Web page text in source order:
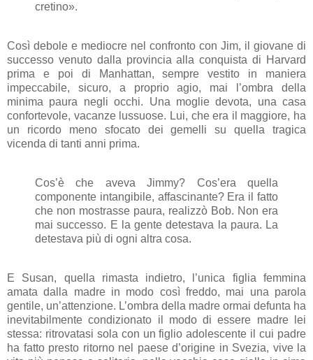
cretino».
Così debole e mediocre nel confronto con Jim, il giovane di
successo venuto dalla provincia alla conquista di Harvard
prima e poi di Manhattan, sempre vestito in maniera
impeccabile, sicuro, a proprio agio, mai l’ombra della
minima paura negli occhi. Una moglie devota, una casa
confortevole, vacanze lussuose. Lui, che era il maggiore, ha
un ricordo meno sfocato dei gemelli su quella tragica
vicenda di tanti anni prima.
Cos’è che aveva Jimmy? Cos’era quella
componente intangibile, affascinante? Era il fatto
che non mostrasse paura, realizzò Bob. Non era
mai successo. E la gente detestava la paura. La
detestava più di ogni altra cosa.
E Susan, quella rimasta indietro, l’unica figlia femmina
amata dalla madre in modo così freddo, mai una parola
gentile, un’attenzione. L’ombra della madre ormai defunta ha
inevitabilmente condizionato il modo di essere madre lei
stessa: ritrovatasi sola con un figlio adolescente il cui padre
ha fatto presto ritorno nel paese d’origine in Svezia, vive la